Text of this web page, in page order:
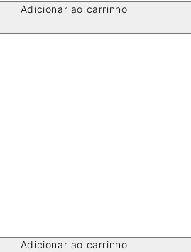
Adicionar ao carrinho
Adicionar ao carrinho